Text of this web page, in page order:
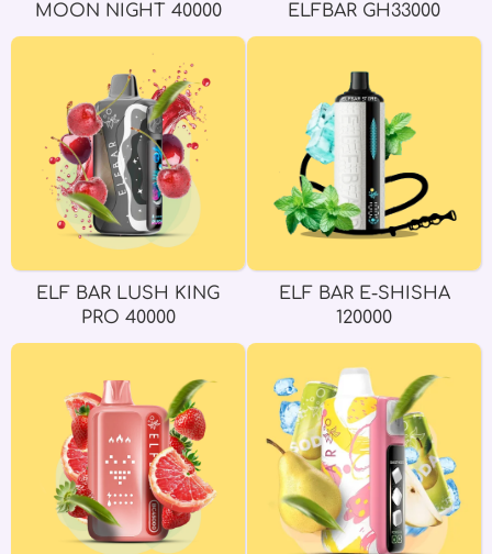
MOON NIGHT 40000 ELFBAR GH33000
ELF BAR LUSH KING
PRO 40000
ELF BAR E-SHISHA
120000